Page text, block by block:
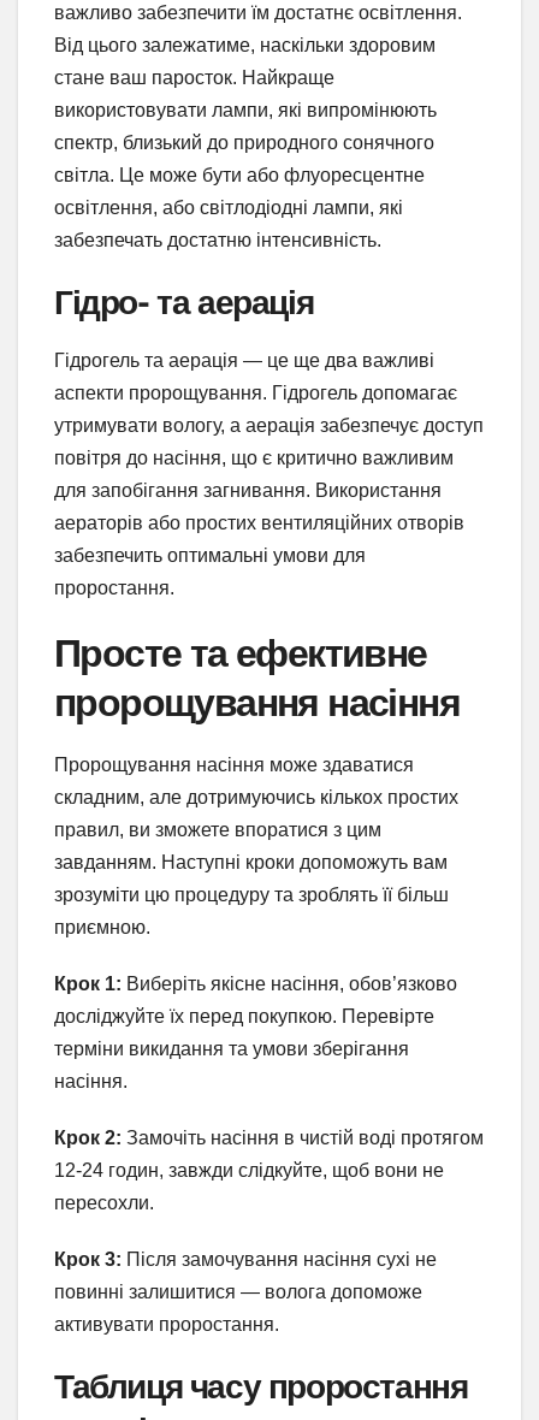
важливо забезпечити їм достатнє освітлення.
Від цього залежатиме, наскільки здоровим
стане ваш паросток. Найкраще
використовувати лампи, які випромінюють
спектр, близький до природного сонячного
світла. Це може бути або флуоресцентне
освітлення, або світлодіодні лампи, які
забезпечать достатню інтенсивність.
Гідро- та аерація
Гідрогель та аерація — це ще два важливі
аспекти пророщування. Гідрогель допомагає
утримувати вологу, а аерація забезпечує доступ
повітря до насіння, що є критично важливим
для запобігання загнивання. Використання
аераторів або простих вентиляційних отворів
забезпечить оптимальні умови для
проростання.
Просте та ефективне
пророщування насіння
Пророщування насіння може здаватися
складним, але дотримуючись кількох простих
правил, ви зможете впоратися з цим
завданням. Наступні кроки допоможуть вам
зрозуміти цю процедуру та зроблять її більш
приємною.
Крок 1: Виберіть якісне насіння, обов’язково
досліджуйте їх перед покупкою. Перевірте
терміни викидання та умови зберігання
насіння.
Крок 2: Замочіть насіння в чистій воді протягом
12-24 годин, завжди слідкуйте, щоб вони не
пересохли.
Крок 3: Після замочування насіння сухі не
повинні залишитися — волога допоможе
активувати проростання.
Таблиця часу проростання